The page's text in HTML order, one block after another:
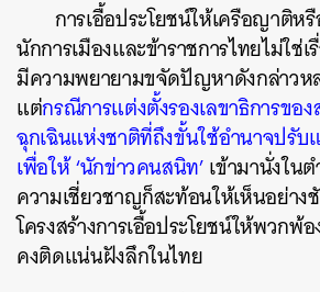
การเอื้อประโยชน์ให้เครือญาติห
นักการเมืองและข้าราชการไทยไม่ใช่
มีความพยายามขจัดปัญหาดังกล่าวห
แต่กรณีการแต่งตั้งรองเลขาธิการขอ
ฉุกเฉินแห่งชาติที่ถึงขั้นใช้อำนาจป
เพื่อให้ ‘นักข่าวคนสนิท’เข้ามานั่งใน
ความเชี่ยวชาญก็สะท้อนให้เห็นอย่าง
โครงสร้างการเอื้อประโยชน์ให้พวกพ้
คงติดแน่นฝังลึกในไทย